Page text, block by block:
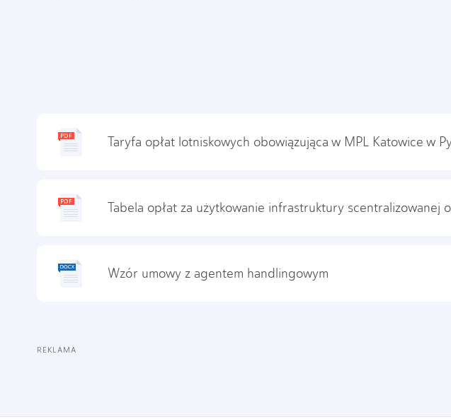
Taryfa opłat lotniskowych obowiązująca w MPL Katowice w
Tabela opłat za użytkowanie infrastruktury
Wzór umowy z agentem handlingowym
REKLAMA